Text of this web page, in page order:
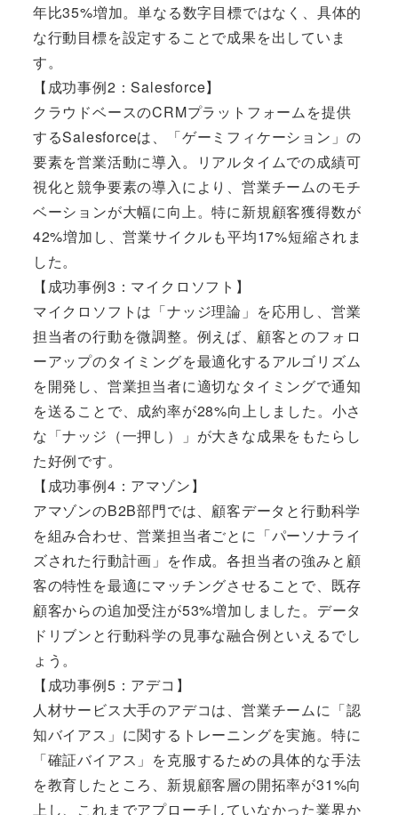
年比35%増加。単なる数字目標ではなく、具体的
な行動目標を設定することで成果を出していま
す。
【成功事例2：Salesforce】
クラウドベースのCRMプラットフォームを提供
するSalesforceは、「ゲーミフィケーション」の
要素を営業活動に導入。リアルタイムでの成績可
視化と競争要素の導入により、営業チームのモチ
ベーションが大幅に向上。特に新規顧客獲得数が
42%増加し、営業サイクルも平均17%短縮されま
した。
【成功事例3：マイクロソフト】
マイクロソフトは「ナッジ理論」を応用し、営業
担当者の行動を微調整。例えば、顧客とのフォロ
ーアップのタイミングを最適化するアルゴリズム
を開発し、営業担当者に適切なタイミングで通知
を送ることで、成約率が28%向上しました。小さ
な「ナッジ（一押し）」が大きな成果をもたらし
た好例です。
【成功事例4：アマゾン】
アマゾンのB2B部門では、顧客データと行動科学
を組み合わせ、営業担当者ごとに「パーソナライ
ズされた行動計画」を作成。各担当者の強みと顧
客の特性を最適にマッチングさせることで、既存
顧客からの追加受注が53%増加しました。データ
ドリブンと行動科学の見事な融合例といえるでし
ょう。
【成功事例5：アデコ】
人材サービス大手のアデコは、営業チームに「認
知バイアス」に関するトレーニングを実施。特に
「確証バイアス」を克服するための具体的な手法
を教育したところ、新規顧客層の開拓率が31%向
上し、これまでアプローチしていなかった業界か